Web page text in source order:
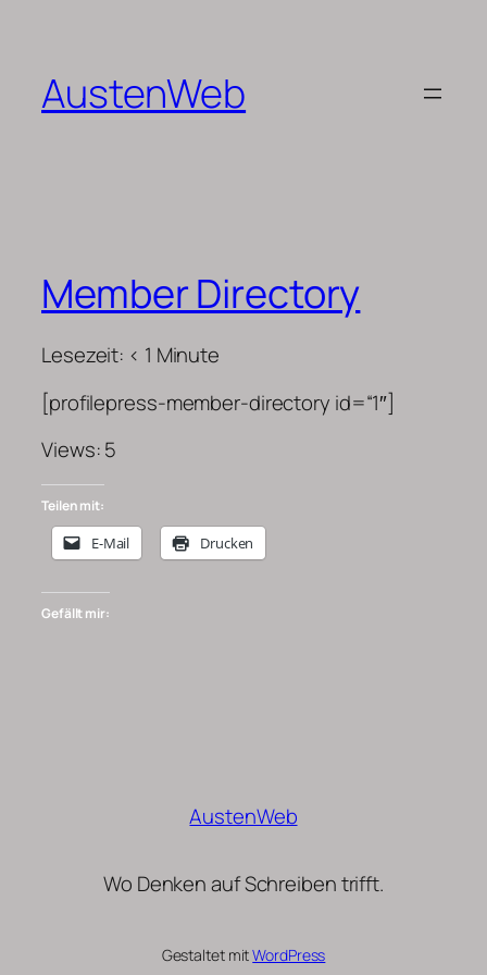
springen
AustenWeb
Member Directory
Lesezeit: < 1 Minute
[profilepress-member-directory id=“1″]
Views: 5
Teilen mit:
E-Mail Drucken
Gefällt mir:
AustenWeb
Wo Denken auf Schreiben trifft.
Gestaltet mitWordPress